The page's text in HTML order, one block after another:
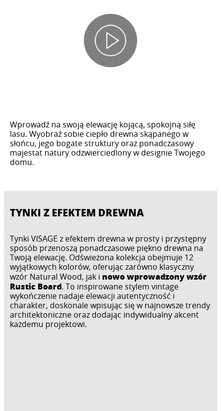
Wprowadź na swoją elewację kojącą, spokojną siłę
lasu. Wyobraź sobie ciepło drewna skąpanego w
słońcu, jego bogate struktury oraz ponadczasowy
majestat natury odzwierciedlony w designie Twojego
domu.
TYNKI Z EFEKTEM DREWNA
Tynki VISAGE z efektem drewna w prosty i przystępny
sposób przenoszą ponadczasowe piękno drewna na
Twoją elewację. Odświeżona kolekcja obejmuje 12
wyjątkowych kolorów, oferując zarówno klasyczny
wzór Natural Wood, jak i nowo wprowadzony wzór
Rustic Board. To inspirowane stylem vintage
wykończenie nadaje elewacji autentyczność i
charakter, doskonale wpisując się w najnowsze trendy
architektoniczne oraz dodając indywidualny akcent
każdemu projektowi.